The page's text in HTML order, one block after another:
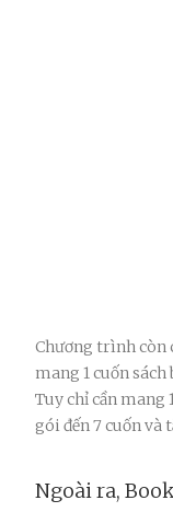
Chương trình còn
mang 1 cuốn
Tuy chỉ cần mang
gói đến 7 cuốn và
Ngoài ra,